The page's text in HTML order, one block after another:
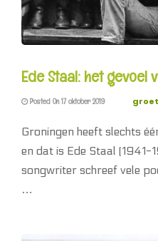
Ede Staal: het gevoel
Posted On 17 oktober 2019
Groningen heeft slechts
en dat is Ede Staal (1941-
songwriter schreef vele
…